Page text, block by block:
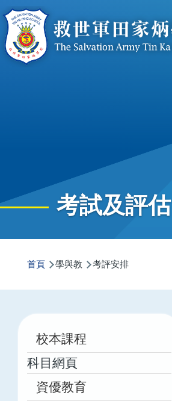
移至主內容
考試及評估
航
連
結
首頁 學與教 考評安排
Main
navigation
校本課程
科目網頁
資優教育